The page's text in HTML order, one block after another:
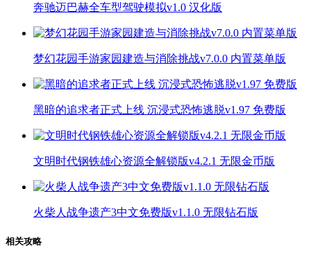
奔驰迈巴赫全车型驾驶模拟v1.0 汉化版
梦幻花园手游家园建造与消除挑战v7.0.0 内置菜单版
黑暗的追求者正式上线 沉浸式恐怖逃脱v1.97 免费版
文明时代钢铁雄心资源全解锁版v4.2.1 无限金币版
火柴人战争遗产3中文免费版v1.1.0 无限钻石版
相关攻略